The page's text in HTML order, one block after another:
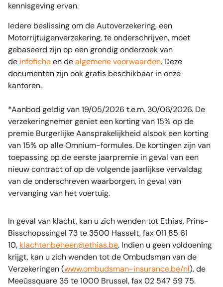
kennisgeving ervan.
Iedere beslissing om de Autoverzekering, een
Motorrijtuigenverzekering, te onderschrijven, moet
gebaseerd zijn op een grondig onderzoek van
de infoficheen dealgemene voorwaarden. Deze
documenten zijn ook gratis beschikbaar in onze
kantoren.
*Aanbod geldig van 19/05/2026 t.e.m. 30/06/2026. De
verzekeringnemer geniet een korting van 15% op de
premie Burgerlijke Aansprakelijkheid alsook een korting
van 15% op alle Omnium-formules. De kortingen zijn van
toepassing op de eerste jaarpremie in geval van een
nieuw contract of op de volgende jaarlijkse vervaldag
van de onderschreven waarborgen, in geval van
vervanging van het voertuig.
In geval van klacht, kan u zich wenden tot Ethias, Prins-
Bisschopssingel 73 te 3500 Hasselt, fax 011 85 61
10, klachtenbeheer@ethias.be. Indien u geen voldoening
krijgt, kan u zich wenden tot de Ombudsman van de
Verzekeringen (www.ombudsman-insurance.be/nl), de
Meeûssquare 35 te 1000 Brussel, fax 02 547 59 75.